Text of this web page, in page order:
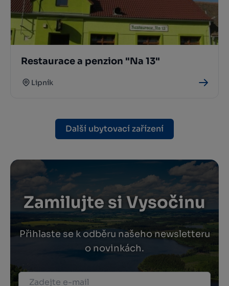
Restaurace a penzion "Na 13"
Lipník
Další ubytovací zařízení
Zamilujte si Vysočinu
Přihlaste se k odběru našeho newsletteru
o novinkách.